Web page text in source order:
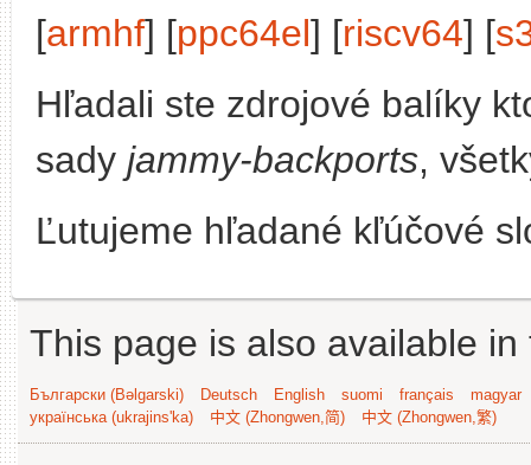
[armhf] [ppc64el] [riscv64] [
Hľadali ste zdrojové balíky
sady jammy-backports,
Ľutujeme hľadané kľúčové
This page is also available
Български (Bəlgarski) Deutsch English suomi français
magyar
українська (ukrajins'ka)
中文 (Zhongwen,简) 中文 (Zhongwen,繁)